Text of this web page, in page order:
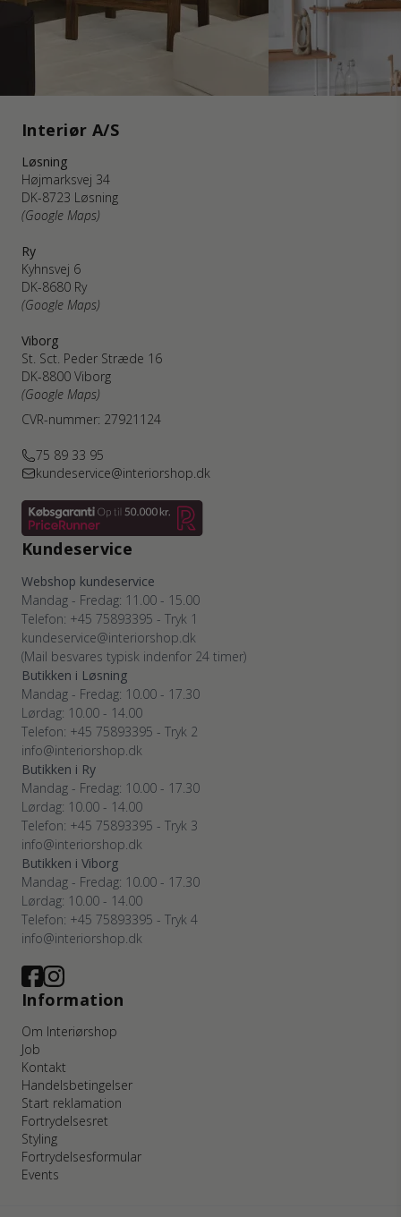
Interiør A/S
Løsning
Højmarksvej 34
DK-8723 Løsning
(Google Maps)
Ry
Kyhnsvej 6
DK-8680 Ry
(Google Maps)
Viborg
St. Sct. Peder Stræde 16
DK-8800 Viborg
(Google Maps)
CVR-nummer: 27921124
75 89 33 95
kundeservice@interiorshop.dk
Kundeservice
Webshop kundeservice
Mandag - Fredag: 11.00 - 15.00
Telefon: +45 75893395 - Tryk 1
kundeservice@interiorshop.dk
(Mail besvares typisk indenfor 24 timer)
Butikken i Løsning
Mandag - Fredag: 10.00 - 17.30
Lørdag: 10.00 - 14.00
Telefon: +45 75893395 - Tryk 2
info@interiorshop.dk
Butikken i Ry
Mandag - Fredag: 10.00 - 17.30
Lørdag: 10.00 - 14.00
Telefon: +45 75893395 - Tryk 3
info@interiorshop.dk
Butikken i Viborg
Mandag - Fredag: 10.00 - 17.30
Lørdag: 10.00 - 14.00
Telefon: +45 75893395 - Tryk 4
info@interiorshop.dk
Information
Om Interiørshop
Job
Kontakt
Handelsbetingelser
Start reklamation
Fortrydelsesret
Styling
Fortrydelsesformular
Events